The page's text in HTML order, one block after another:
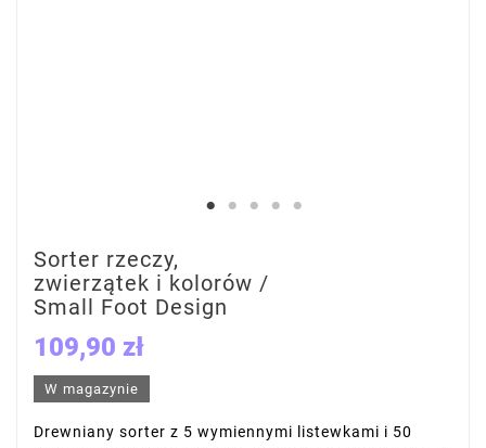
Sorter rzeczy,
zwierzątek i kolorów /
Small Foot Design
109,90 zł
W magazynie
Drewniany sorter z 5 wymiennymi listewkami i 50